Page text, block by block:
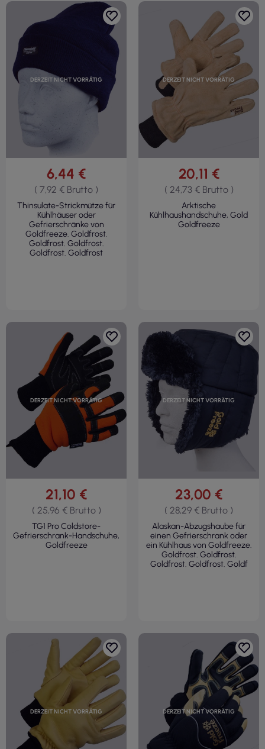
DERZEIT NICHT VORRÄTIG
6,44 €
( 7,92 € Brutto )
Thinsulate-Strickmütze für
Kühlhäuser oder
Gefrierschränke von
Goldfreeze. Goldfrost.
Goldfrost. Goldfrost.
Goldfrost. Goldfrost
DERZEIT NICHT VORRÄTIG
20,11 €
( 24,73 € Brutto )
Arktische
Kühlhaushandschuhe, Gold
Goldfreeze
DERZEIT NICHT VORRÄTIG
21,10 €
( 25,96 € Brutto )
TG1 Pro Coldstore-
Gefrierschrank-Handschuhe,
Goldfreeze
DERZEIT NICHT VORRÄTIG
23,00 €
( 28,29 € Brutto )
Alaskan-Abzugshaube für
einen Gefrierschrank oder
ein Kühlhaus von Goldfreeze.
Goldfrost. Goldfrost.
Goldfrost. Goldfrost. Goldf
DERZEIT NICHT VORRÄTIG DERZEIT NICHT VORRÄTIG